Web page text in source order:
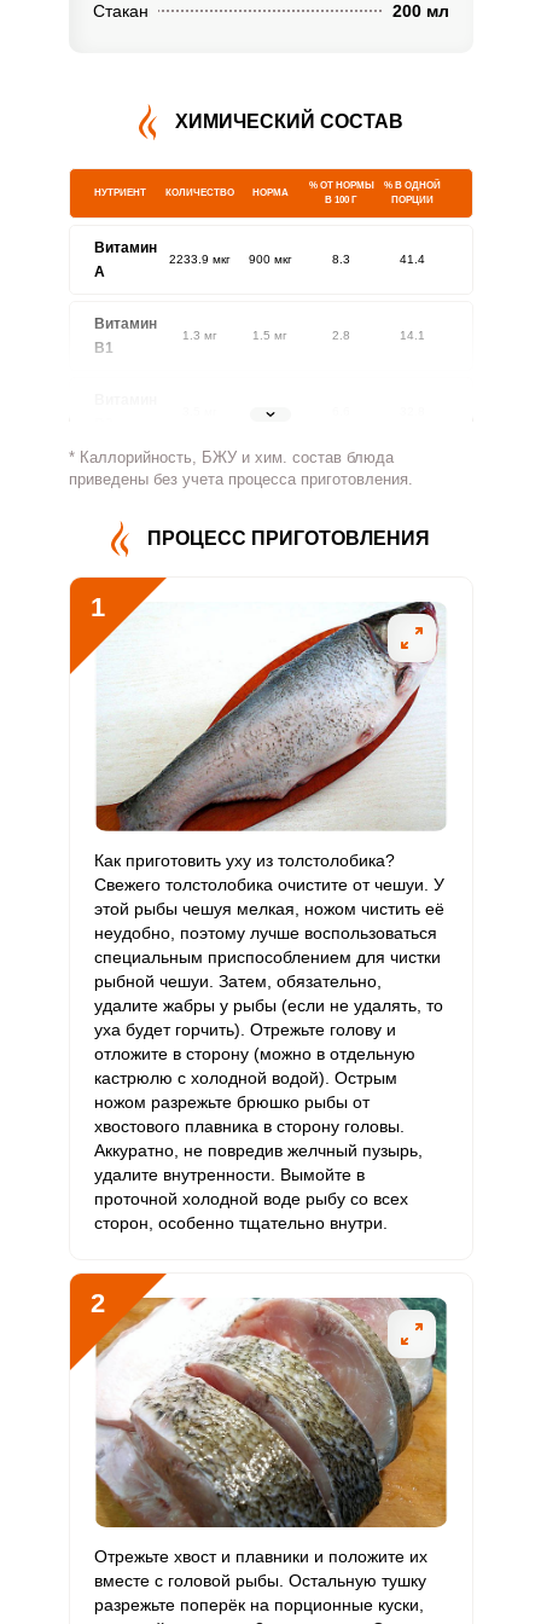
Стакан 200 мл
ХИМИЧЕСКИЙ СОСТАВ
НУТРИЕНТ КОЛИЧЕСТВО НОРМА
% ОТ НОРМЫ
В 100 Г
% В ОДНОЙ
ПОРЦИИ
Витамин
A
2233.9 мкг 900 мкг 8.3 41.4
Витамин
В1
1.3 мг 1.5 мг 2.8 14.1
1.8 мг
Витамин
41.7 мг 500 мг 0.3 1.4
Витамин
В5
Витамин
В6
1.6
В9
88.2 мкг 400 мкг 0.7 3.7
Витамин
В12
0 3 мкг
Витамин
С
86.1 мкг 90 мкг 3.2
Витамин
D
10 мкг
Витамин
E
Биотин 2 мг 50 мг 0.1
Витамин
К
357.6 мкг 120 мкг 10 49.7
Витамин
85.6 мг 20 мг 14.4
Кальций 1590.4 мг 1000 мг 5.3 26.5
Кремний 32.5 мг 30 мг 3.6 18.1
Магний 789.1 мг 400 мг 6.6 32.9
Натрий 1090.2 мг 1300 мг 2.8 14
Сера
Фосфор 2687 мг 800 мг 11.3 56
* Каллорийность, БЖУ и хим. состав блюда
приведены без учета процесса приготовления.
ПРОЦЕСС ПРИГОТОВЛЕНИЯ
1
Как приготовить уху из толстолобика?
Свежего толстолобика очистите от чешуи. У
этой рыбы чешуя мелкая, ножом чистить её
неудобно, поэтому лучше воспользоваться
специальным приспособлением для чистки
рыбной чешуи. Затем, обязательно,
удалите жабры у рыбы (если не удалять, то
уха будет горчить). Отрежьте голову и
отложите в сторону (можно в отдельную
кастрюлю с холодной водой). Острым
ножом разрежьте брюшко рыбы от
хвостового плавника в сторону головы.
Аккуратно, не повредив желчный пузырь,
удалите внутренности. Вымойте в
проточной холодной воде рыбу со всех
сторон, особенно тщательно внутри.
2
Отрежьте хвост и плавники и положите их
вместе с головой рыбы. Остальную тушку
разрежьте поперёк на порционные куски,